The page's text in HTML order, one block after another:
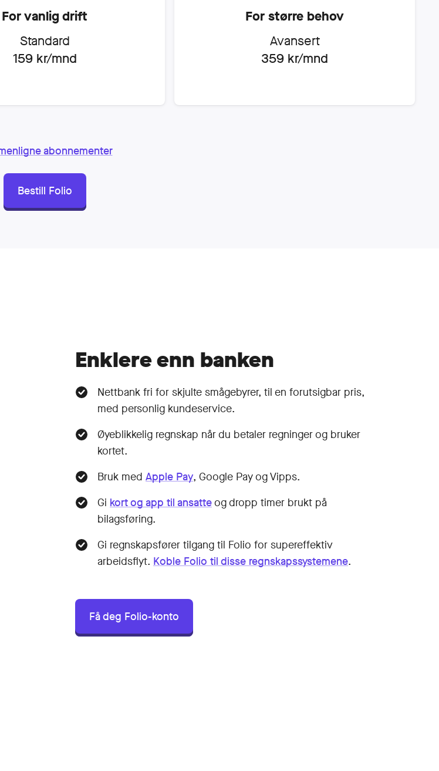
For vanlig drift
Standard
159kr/mnd
For større behov
Avansert
359 kr/mnd
abonnementer
Bestill Folio
Enklere enn banken
Nettbank fri for skjulte smågebyrer, til en forut­sigbar pris,
med personlig kundeservice.
Øyeblikkelig regnskap når du betaler regninger og bruker
kortet.
Bruk med Apple Pay, Google Pay og Vipps.
Gi kort og app til ansatteog dropp timer brukt på
bilagsføring.
Gi regnskapsfører tilgang til Folio for supereffektiv
arbeidsflyt. Koble Folio til disse regnskapssystemene.
Få deg Folio-konto